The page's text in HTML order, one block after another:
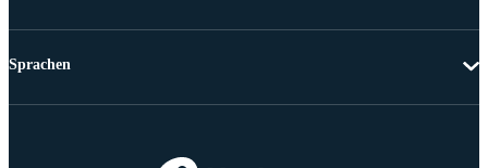
Sprachen